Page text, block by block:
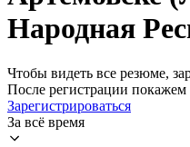
Народная
Чтобы видеть все резюме,
После регистрации
Зарегистрироваться
За всё время